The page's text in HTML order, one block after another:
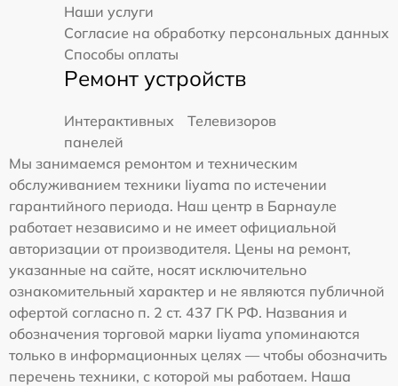
Наши услуги
Согласие на обработку персональных данных
Способы оплаты
Ремонт устройств
Интерактивных
панелей
Телевизоров
Мы занимаемся ремонтом и техническим
обслуживанием техники Iiyama по истечении
гарантийного периода. Наш центр в Барнауле
работает независимо и не имеет официальной
авторизации от производителя. Цены на ремонт,
указанные на сайте, носят исключительно
ознакомительный характер и не являются публичной
офертой согласно п. 2 ст. 437 ГК РФ. Названия и
обозначения торговой марки Iiyama упоминаются
только в информационных целях — чтобы обозначить
перечень техники, с которой мы работаем. Наша